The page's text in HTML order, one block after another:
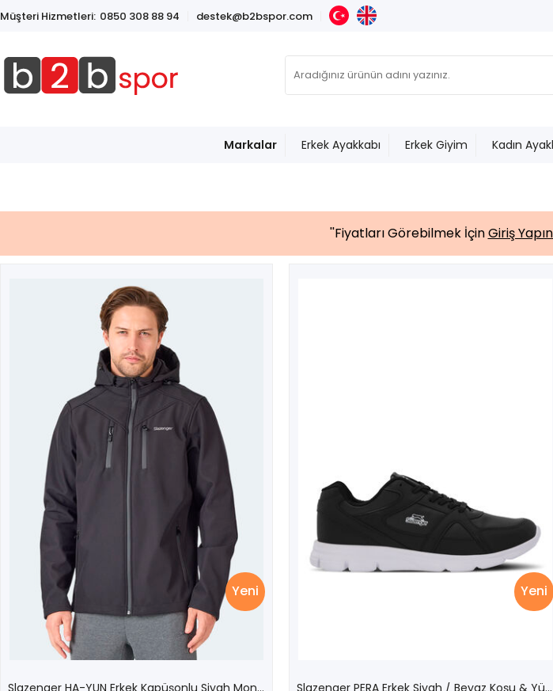
Müşteri Hizmetleri: 0850 308 88 94 destek@b2bspor.com
Markalar Erkek Ayakkabı Erkek Giyim Kadın
''Fiyatları Görebilmek İçinGiriş
Yeni
Slazenger HA-YUN Erkek Kapüşonlu Siyah Mont & Kaban
Yeni
Slazenger PERA Erkek Siyah / Beyaz Koşu & Yürüyüş Spor Ayakkabısı